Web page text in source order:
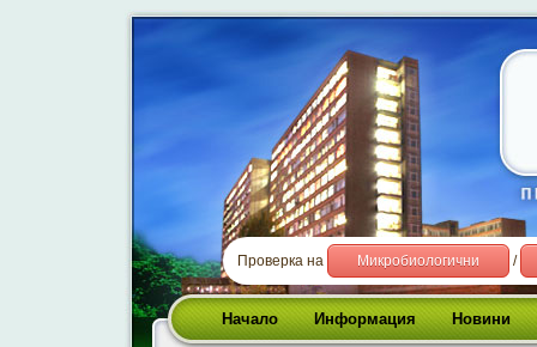
Проверка на Микробиологични /
Начало Информация Новини